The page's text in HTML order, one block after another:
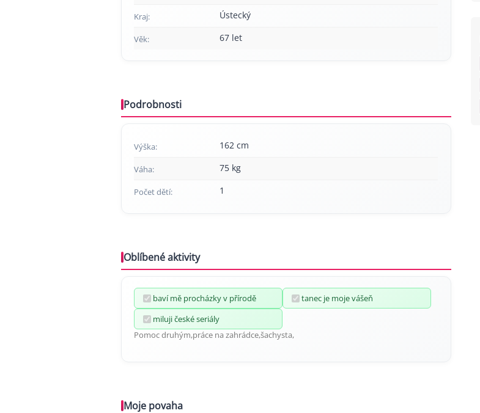
Kraj: Ústecký
Věk: 67 let
Podrobnosti
Výška: 162 cm
Váha: 75 kg
Počet dětí: 1
Oblíbené aktivity
baví mě procházky v přírodě
tanec je moje vášeň
miluji české seriály
Pomoc druhým,práce na zahrádce,šachysta,
Moje povaha